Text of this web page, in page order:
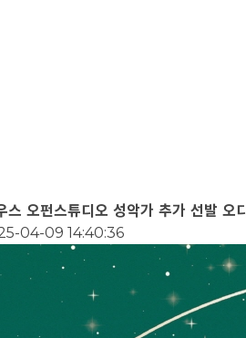
오펀스튜디오 성악가 추가 선발 오
04-09 14:40:36